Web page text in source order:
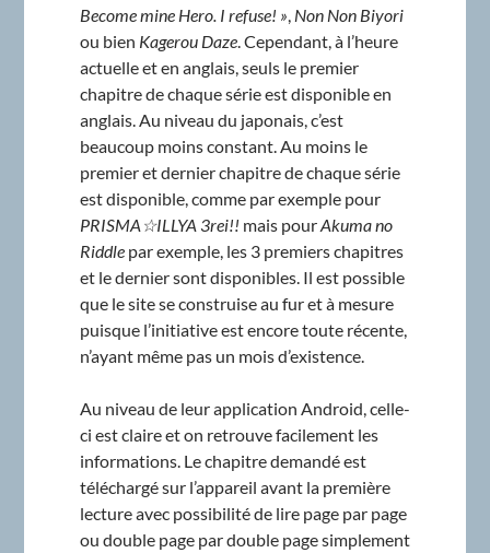
Become mine Hero. I refuse! » Non Non Biyori
ou bien Kagerou Daze. Cependant, à l’heure
actuelle et en anglais, seuls le premier
chapitre de chaque série est disponible en
anglais. Au niveau du japonais, c’est
beaucoup moins constant. Au moins le
premier et dernier chapitre de chaque série
est disponible, comme par exemple pour
PRISMA☆ILLYA 3rei!! mais pourAkuma no
Riddlepar exemple, les 3 premiers chapitres
et le dernier sont disponibles. Il est possible
que le site se construise au fur et à mesure
puisque l’initiative est encore toute récente,
n’ayant même pas un mois d’existence.
Au niveau de leur application Android, celle-
ci est claire et on retrouve facilement les
informations. Le chapitre demandé est
téléchargé sur l’appareil avant la première
lecture avec possibilité de lire page par page
ou double page par double page simplement